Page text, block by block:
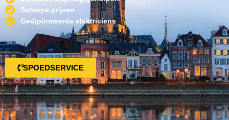
Scherpe prijzen
Gediplomeerde elektriciens
SPOEDSERVICE